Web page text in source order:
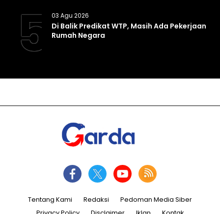
5 03 Agu 2026
Di Balik Predikat WTP, Masih Ada Pekerjaan
Rumah Negara
Tentang Kami Redaksi
Pedoman Media Siber